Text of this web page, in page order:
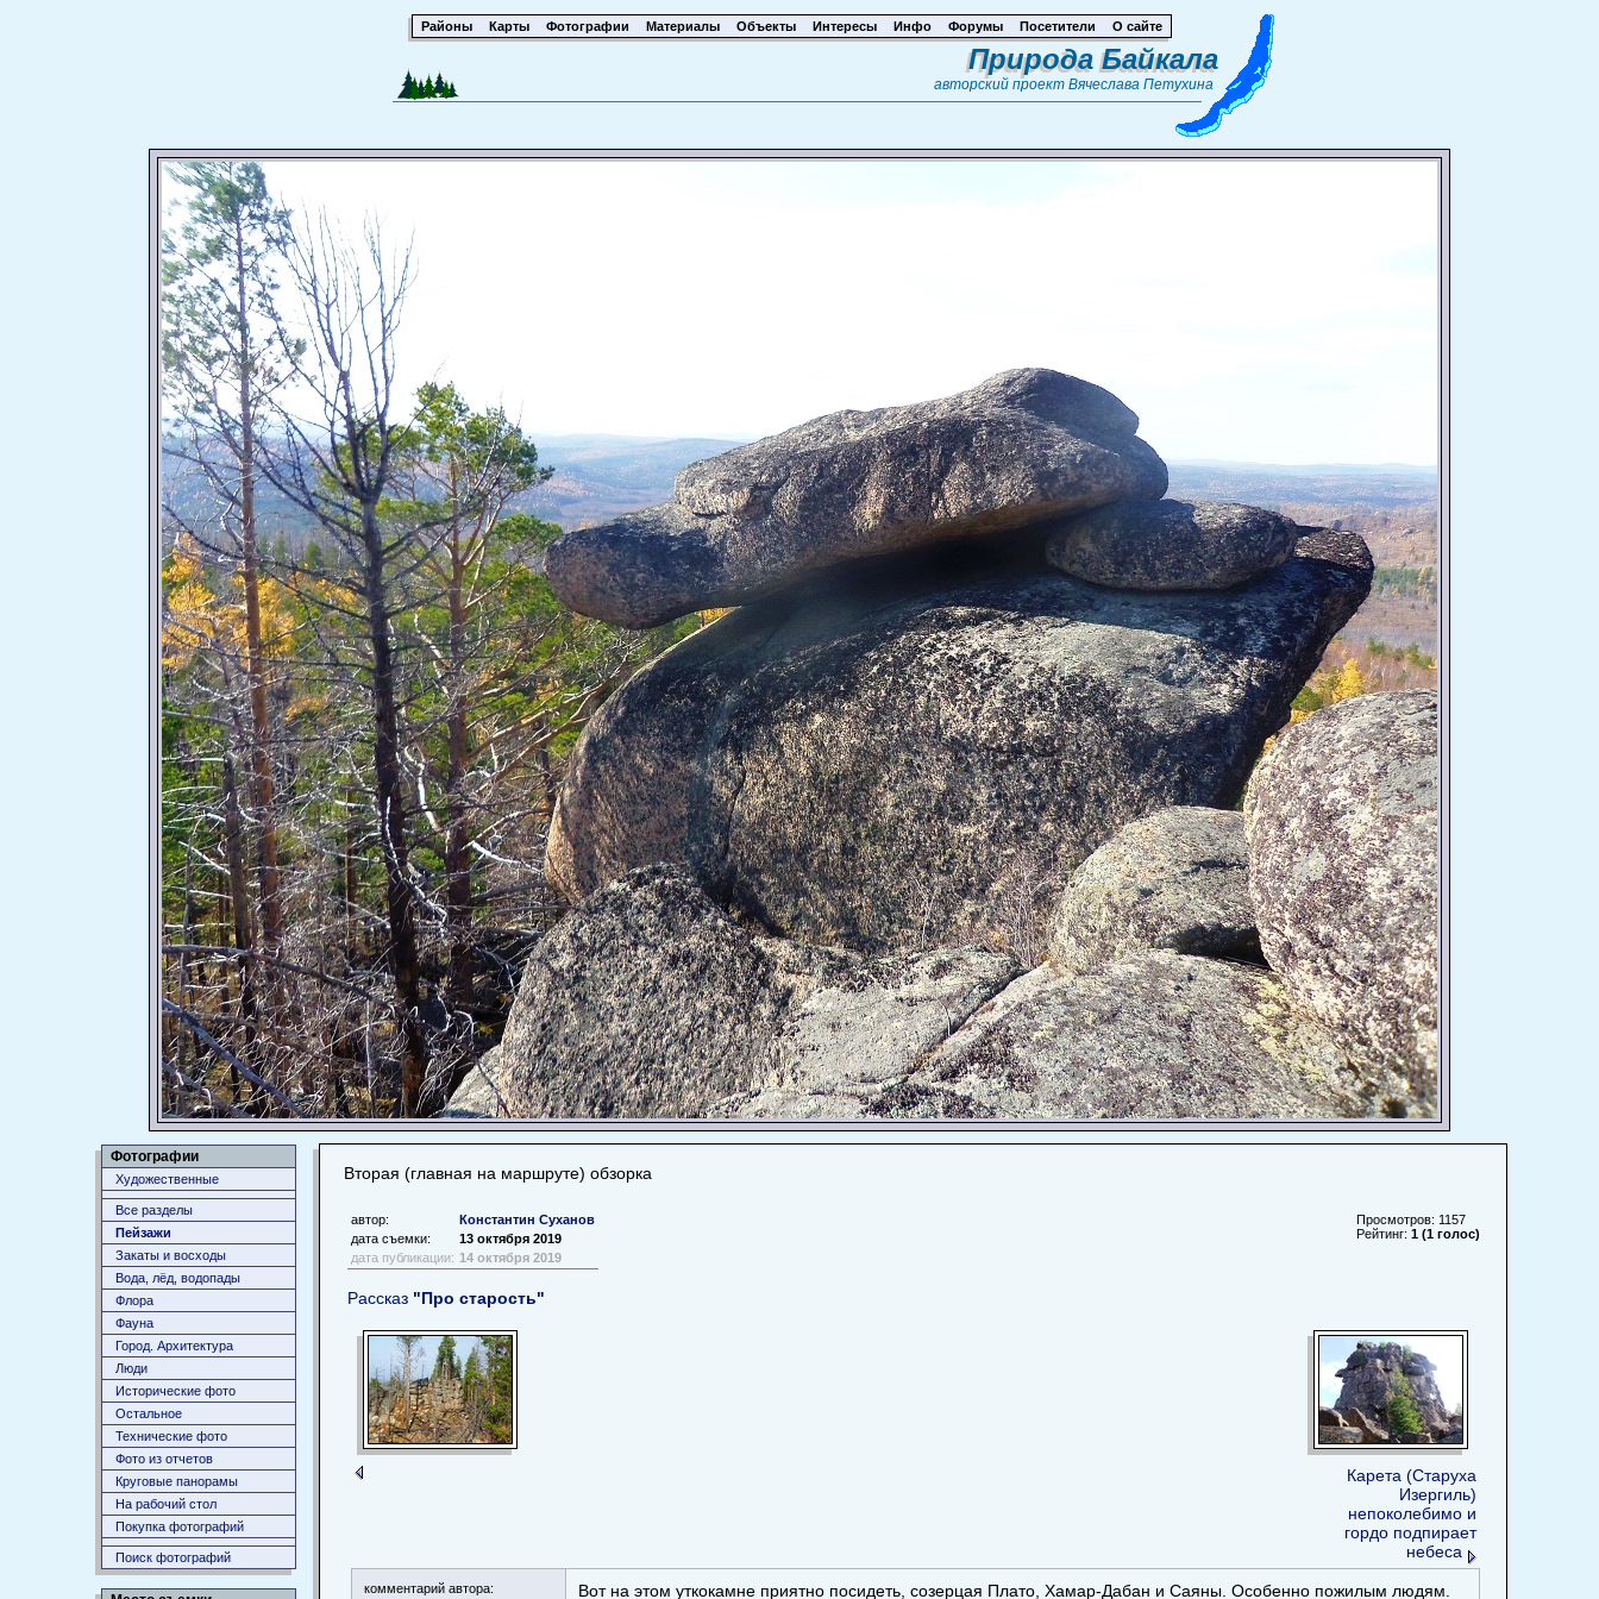
Районы Карты Фотографии Материалы Объекты Интересы Инфо Форумы Посетители О сайте
Природа Байкала
авторский проект Вячеслава Петухина
Фотографии
Художественные
Все разделы
Пейзажи
Закаты и восходы
Вода, лёд, водопады
Флора
Фауна
Город. Архитектура
Люди
Исторические фото
Остальное
Технические фото
Фото из отчетов
Круговые панорамы
На рабочий стол
Покупка фотографий
Поиск фотографий
Вторая (главная на маршруте) обзорка
автор:
Константин Суханов
дата съемки:
13 октября 2019
дата публикации: 14 октября 2019
Рассказ "Про старость"
Просмотров: 1157
Рейтинг: 1 (1 голос)
Карета (Старуха
Изергиль)
непоколебимо и
гордо подпирает
небеса
комментарий автора: Вот на этом уткокамне приятно посидеть, созерцая Плато, Хамар-Дабан и Саяны. Особенно пожилым людям.